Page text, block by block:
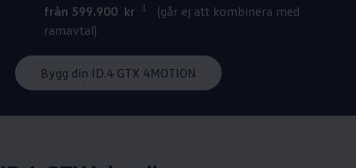
från 599.900 kr
1
(går ej att kombinera med
ramavtal)
Bygg din ID.4 GTX 4MOTION